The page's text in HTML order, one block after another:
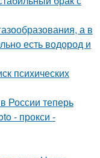
а в
есть водород и
психических
России теперь
- прокси -